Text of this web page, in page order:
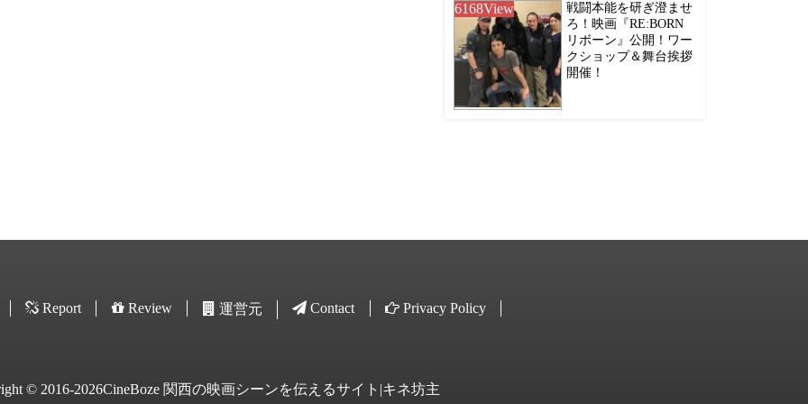
6168View
戦闘本能を研ぎ澄ませ
ろ！映画『RE:BORN
リボーン』公開！ワー
クショップ＆舞台挨拶
開催！
Report Review 運営元 Contact Privacy Policy
© 2016-2026CineBoze 関西の映画シーンを伝えるサイト|キネ坊主